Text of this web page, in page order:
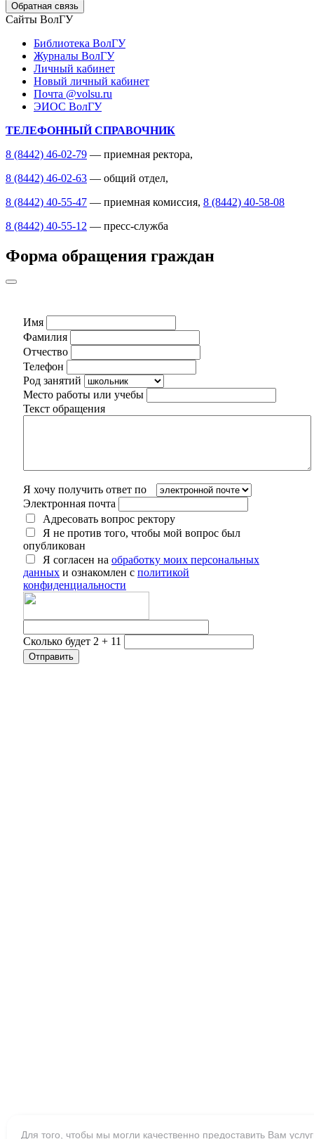
Обратная связь
Сайты ВолГУ
Библиотека ВолГУ
Журналы ВолГУ
Личный кабинет
Новый личный кабинет
Почта @volsu.ru
ЭИОС ВолГУ
ТЕЛЕФОННЫЙ СПРАВОЧНИК
8 (8442) 46-02-79 — приемная ректора,
8 (8442) 46-02-63 — общий отдел,
8 (8442) 40-55-47 — приемная комиссия, 8 (8442) 40-58-08
8 (8442) 40-55-12 — пресс-служба
Форма обращения граждан
Имя
Фамилия
Отчество
Телефон
Род занятий
Место работы или учебы
Текст обращения
Я хочу получить ответ по
Электронная почта
Адресовать вопрос ректору
Я не против того, чтобы мой вопрос был
опубликован
Я согласен на обработку моих персональных
данных и ознакомлен с политикой
конфиденциальности
Сколько будет 2 + 11
Для того, чтобы мы могли качественно предоставить Вам